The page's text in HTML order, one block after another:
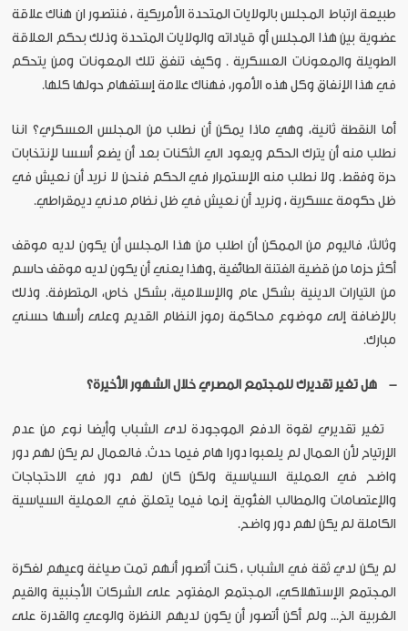
طبيعة ارتباط المجلس بالولايات المتحدة الأمريكية ، فنتصور ان هناك علاقة
عضوية بين هذا المجلس أو قياداته والولايات المتحدة وذلك بحكم العلاقة
الطويلة والمعونات العسكرية . وكيف تنفق تلك المعونات ومن يتحكم
في هذا الإنفاق وكل هذه الأمور، فهناك علامة إستفهام حولها كلها.
أما النقطة ثانية، وهي ماذا يمكن أن نطلب من المجلس العسكري؟ اننا
نطلب منه أن يترك الحكم ويعود الي الثكنات بعد أن يضع أسسا لإنتخابات
حرة وفقط. ولا نطلب منه الإستمرار في الحكم فنحن لا نريد أن نعيش في
ظل حكومة عسكرية ، ونريد أن نعيش في ظل نظام مدني ديمقراطي.
وثالثا، فاليوم من الممكن أن اطلب من هذا المجلس أن يكون لديه موقف
أكثر حزما من قضية الفتنة الطائفية ,وهذا يعني أن يكون لديه موقف حاسم
من التيارات الدينية بشكل عام والإسلامية، بشكل خاص، المتطرفة. وذلك
بالإضافة إلى موضوع محاكمة رموز النظام القديم وعلى رأسها حسني
مبارك.
- هل تغير تقديرك للمجتمع المصري خلال الشهور الأخيرة؟
تغير تقديري لقوة الدفع الموجودة لدى الشباب وأيضا نوع من عدم
الإرتياح لأن العمال لم يلعبوا دورا هام فيما حدث. فالعمال لم يكن لهم دور
واضح في العملية السياسية ولكن كان لهم دور في الاحتجاجات
والإعتصامات والمطالب الفئوية إنما فيما يتعلق في العملية السياسية
الكاملة لم يكن لهم دور واضح.
لم يكن لدي ثقة في الشباب ، كنت أتصور أنهم تمت صياغة وعيهم لفكرة
المجتمع الإستهلاكي، المجتمع المفتوح على الشركات الأجنبية والقيم
الغربية الخ... ولم أكن أتصور أن يكون لديهم النظرة والوعي والقدرة على